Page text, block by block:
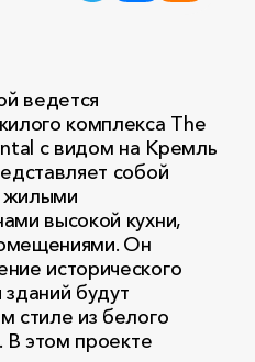
ведется
комплекса The
с видом на Кремль
собой
жилыми
высокой кухни,
Он
исторического
будут
стиле из белого
В этом проекте